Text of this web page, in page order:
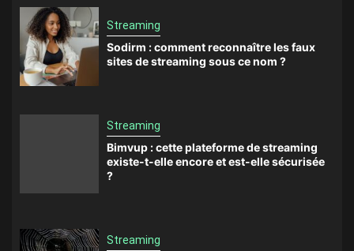
Streaming
Sodirm : comment reconnaître les faux
sites de streaming sous ce nom ?
Streaming
Bimvup : cette plateforme de streaming
existe-t-elle encore et est-elle sécurisée
?
Streaming